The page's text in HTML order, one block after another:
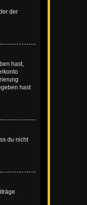
der
hast,
hast
du nicht